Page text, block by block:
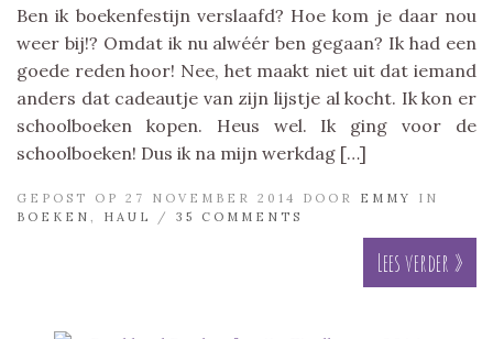
Ben ik boekenfestijn verslaafd? Hoe kom je daar nou
weer bij!? Omdat ik nu alwéér ben gegaan? Ik had een
goede reden hoor! Nee, het maakt niet uit dat iemand
anders dat cadeautje van zijn lijstje al kocht. Ik kon er
schoolboeken kopen. Heus wel. Ik ging voor de
schoolboeken! Dus ik na mijn werkdag […]
GEPOST OP 27 NOVEMBER 2014 DOOR EMMY
IN
BOEKEN
HAUL / 35 COMMENTS
Lees verder »